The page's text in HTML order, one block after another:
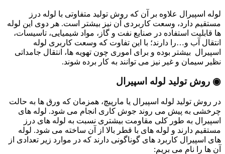
لوله اسپیرال علاوه بر آن که روش تولید متفاوتی با لوله درز
مستقیم دارد، وسعت کاربردی آن نیز بیشتر است. هر دوی این لوله
ها قابلیت استفاده در صنایع نفت و گاز، مواد شیمیایی، تاسیسات،
انتقال آب و…را دارند؛ با این تفاوت که وسعت کاربری لوله
اسپیرال بیشتر بوده و برای اموری چون تهویه ها، انتقال جامداتی
نظیر سیمان و غیر نیز می توانند به کار برده شوند.
◉ روش تولید لوله اسپیرال
در روش تولید لوله اسپیرال یا مارپیچ، همزمان که ورق ها به حالت
چرخشی به پیش می روند جوش کاری انجام می شود. لوله های
اسپیرال به طور کلی مقاومت بیشتری نسبت به لوله های درز
مستقیم دارند و لوله های با قطر بالا از آن ساخته می شود. لوله
های اسپیرال کاربرد های گوناگونی دارند که در موارد زیر تعدادی از
آن ها را نام می بریم: